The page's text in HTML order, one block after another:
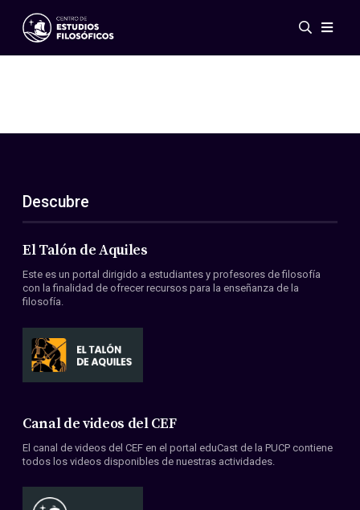
Eventos
ES
EN
Acerca de nosotros
Miembros
Convenios
Descubre
El Talón de Aquiles
Este es un portal dirigido a estudiantes y profesores de filosofía
con la finalidad de ofrecer recursos para la enseñanza de la
filosofía.
Canal de videos del CEF
El canal de videos del CEF en el portal eduCast de la PUCP contiene
todos los videos disponibles de nuestras actividades.